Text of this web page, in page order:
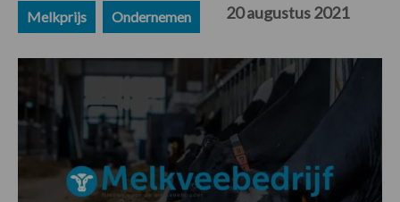
Melkprijs Ondernemen 20 augustus 2021